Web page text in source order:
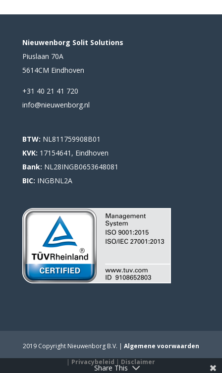
Nieuwenborg Solit Solutions
Piuslaan 70A
5614CM Eindhoven
+31 40 21 41 720
info@nieuwenborg.nl
BTW: NL811759908B01
KVK: 17154641, Eindhoven
Bank: NL28INGB0653648081
BIC: INGBNL2A
2019 Copyright Nieuwenborg B.V. | Algemene voorwaarden
| Privacybeleid | Disclaimer
Share This